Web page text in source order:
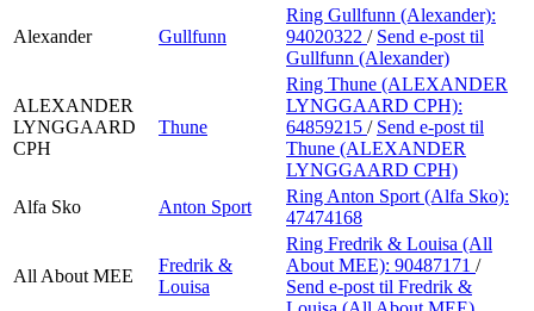
Alexander Gullfunn
Ring Gullfunn (Alexander):
94020322 / Send e-post til
Gullfunn (Alexander)
ALEXANDER
LYNGGAARD
CPH
Thune
Ring Thune (ALEXANDER
LYNGGAARD CPH):
64859215 / Send e-post til
Thune (ALEXANDER
LYNGGAARD CPH)
Alfa Sko
Anton Sport
Ring Anton Sport (Alfa Sko):
47474168
All About MEE
Fredrik &
Louisa
Ring Fredrik & Louisa (All
About MEE): 90487171 /
Send e-post til Fredrik &